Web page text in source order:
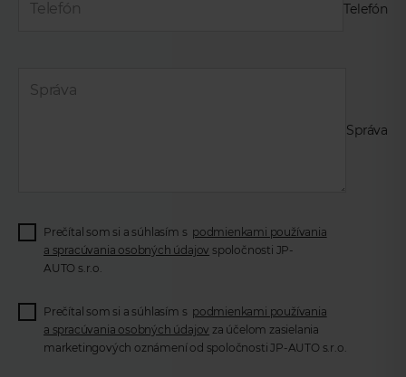
Telefón
Správa
Prečítal som si a súhlasím s podmienkami používania
a spracúvania osobných údajov spoločnosti JP-
AUTO s.r.o.
Prečítal som si a súhlasím s podmienkami používania
a spracúvania osobných údajov za účelom zasielania
marketingových oznámení od spoločnosti JP-AUTO s.r.o.